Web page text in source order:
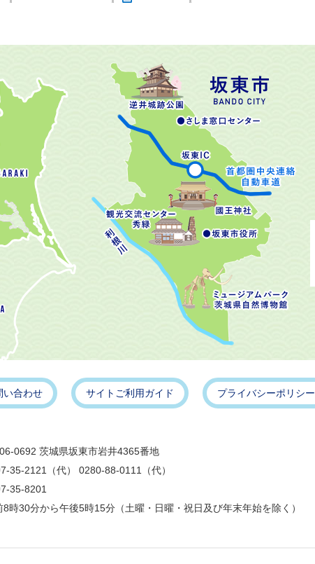
い合わせ サイトご利用ガイド プライバシーポリシー
0692 茨城県坂東市岩井4365番地
35-2121（代） 0280-88-0111（代）
35-8201
8時30分から午後5時15分（土曜・日曜・祝日及び年末年始を除く）